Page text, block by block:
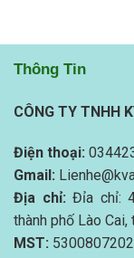
Thông Tin
CÔNG TY TNHH
Điện thoại:
Gmail:
Địa chỉ: Đỉa chỉ:
thành phố Lào Cai,
MST: 5300807202